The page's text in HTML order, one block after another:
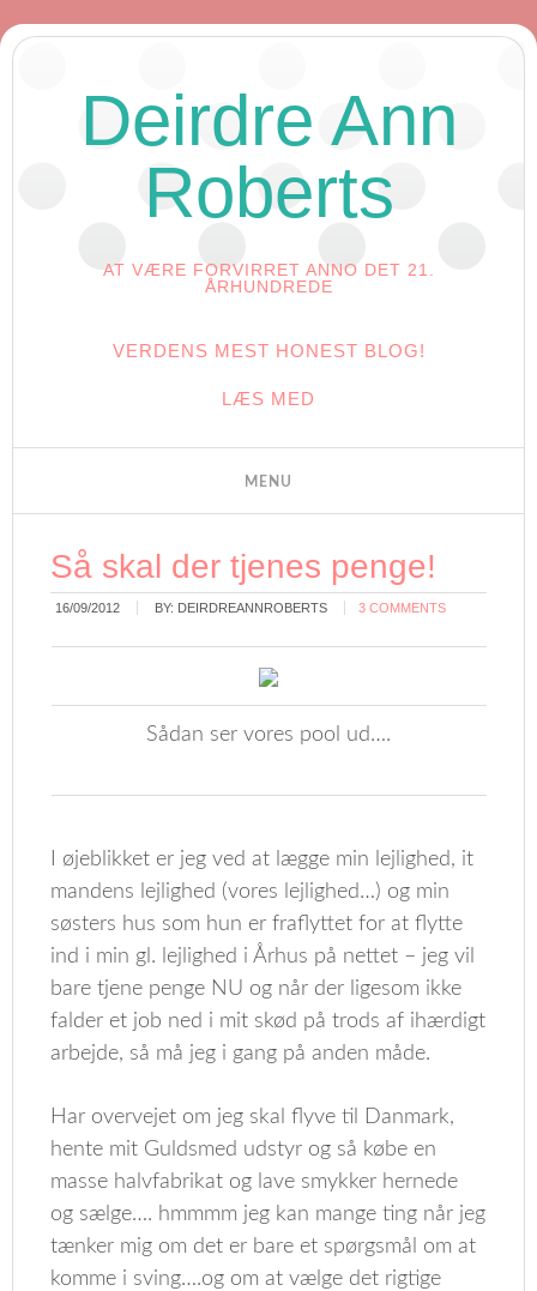
Deirdre Ann
Roberts
AT VÆRE FORVIRRET ANNO DET 21.
ÅRHUNDREDE
VERDENS MEST HONEST BLOG!
LÆS MED
Så skal der tjenes penge!
16/09/2012 BY: DEIRDREANNROBERTS 3 COMMENTS
Sådan ser vores pool ud….
I øjeblikket er jeg ved at lægge min lejlighed, it
mandens lejlighed (vores lejlighed…) og min
søsters hus som hun er fraflyttet for at flytte
ind i min gl. lejlighed i Århus på nettet – jeg vil
bare tjene penge NU og når der ligesom ikke
falder et job ned i mit skød på trods af ihærdigt
arbejde, så må jeg i gang på anden måde.
Har overvejet om jeg skal flyve til Danmark,
hente mit Guldsmed udstyr og så købe en
masse halvfabrikat og lave smykker hernede
og sælge…. hmmmm jeg kan mange ting når jeg
tænker mig om det er bare et spørgsmål om at
komme i sving….og om at vælge det rigtige